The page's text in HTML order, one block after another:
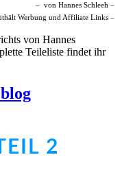
– von Hannes Schleeh –
Werbung und Affiliate Links –
von Hannes
Teileliste findet ihr
2